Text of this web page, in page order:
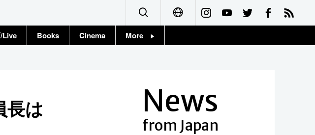
Français
Live Books Cinema More
は
News
from Japan